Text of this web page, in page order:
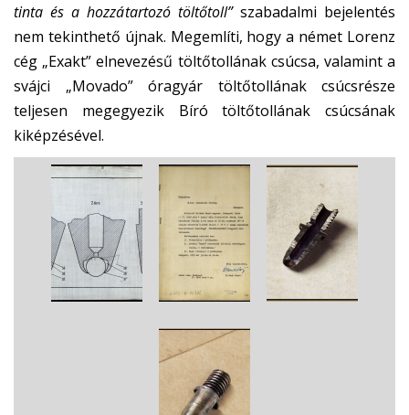
tinta és a hozzátartozó töltőtoll”szabadalmi bejelentés
nem tekinthető újnak. Megemlíti, hogy a német Lorenz
cég „Exakt” elnevezésű töltőtollának csúcsa, valamint a
svájci „Movado” óragyár töltőtollának csúcsrésze
teljesen megegyezik Bíró töltőtollának csúcsának
kiképzésével.